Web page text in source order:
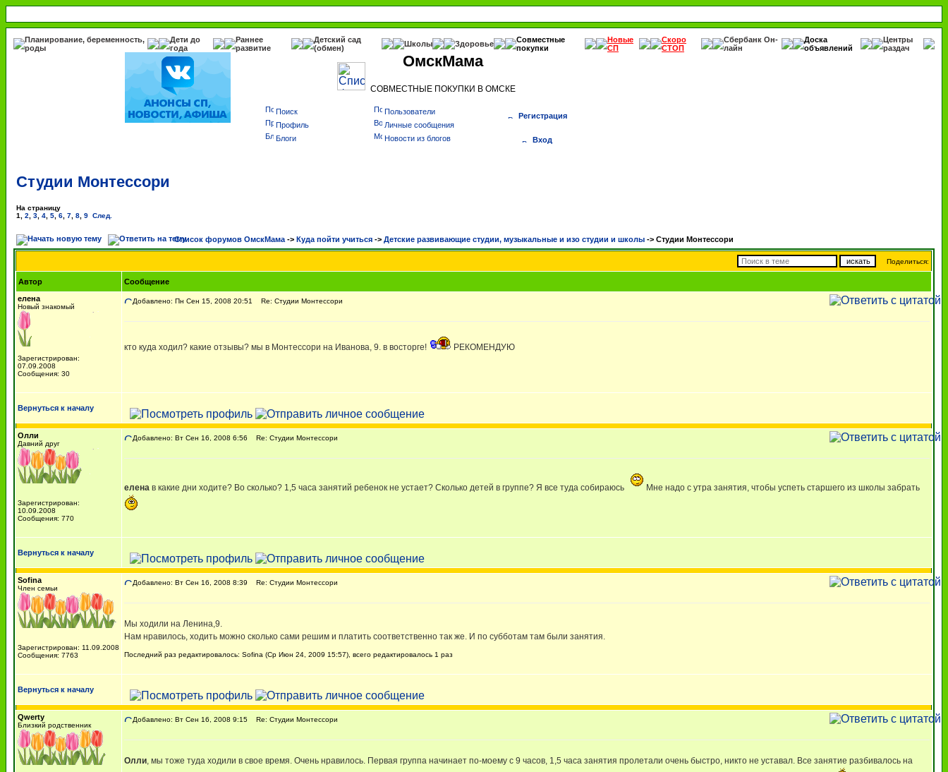
Планирование, беременность,
роды
Дети до
года
Раннее
развитие
Детский сад
(обмен)
Школы Здоровье
Совместные
покупки
Новые
СП
Скоро
СТОП
Сбербанк Он-
лайн
Доска
объявлений
Центры
раздач
ОмскМама
СОВМЕСТНЫЕ ПОКУПКИ В ОМСКЕ
Поиск
Пользователи
Профиль
Личные сообщения
Блоги
Новости из блогов
Регистрация
Вход
Студии Монтессори
На страницу
1
2 3 4 5 6 7 8 9 След.
Список форумов ОмскМама -> Куда пойти учиться -> Детские развивающие студии, музыкальные и изо студии и школы -> Студии Монтессори
Поделиться:
Автор
Сообщение
елена
Новый знакомый
Зарегистрирован:
07.09.2008
Сообщения: 30
Добавлено: Пн Сен 15, 2008 20:51 Re: Студии Монтессори
кто куда ходил? какие отзывы? мы в Монтессори на Иванова, 9. в восторге! РЕКОМЕНДУЮ
Вернуться к началу
Олли
Давний друг
Зарегистрирован:
10.09.2008
Сообщения: 770
Добавлено: Вт Сен 16, 2008 6:56 Re: Студии Монтессори
елена в какие дни ходите? Во сколько? 1,5 часа занятий ребенок не устает? Сколько детей в группе? Я все туда собираюсь Мне надо с утра занятия, чтобы успеть старшего из школы забрать
Вернуться к началу
Sofina
Член семьи
Зарегистрирован: 11.09.2008
Сообщения: 7763
Добавлено: Вт Сен 16, 2008 8:39 Re: Студии Монтессори
Мы ходили на Ленина,9.
Нам нравилось, ходить можно сколько сами решим и платить соответственно так же. И по субботам там были занятия.
Последний раз редактировалось: Sofina (Ср Июн 24, 2009 15:57), всего редактировалось 1 раз
Вернуться к началу
Qwerty
Близкий родственник
Добавлено: Вт Сен 16, 2008 9:15 Re: Студии Монтессори
Олли, мы тоже туда ходили в свое время. Очень нравилось. Первая группа начинает по-моему с 9 часов, 1,5 часа занятия пролетали очень быстро, никто не уставал. Все занятие разбивалось на